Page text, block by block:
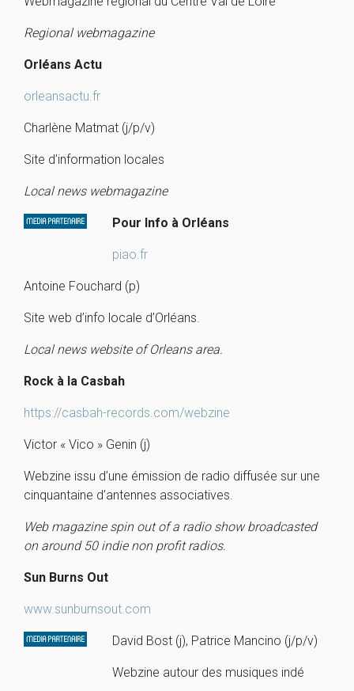
Regional webmagazine
Orléans Actu
orleansactu.fr
Charlène Matmat (j/p/v)
Site d’information locales
Local news webmagazine
Pour Info à Orléans
piao.fr
Antoine Fouchard (p)
Site web d’info locale d’Orléans.
Local news website of Orleans area.
Rock à la Casbah
https://casbah-records.com/webzine
Victor « Vico » Genin (j)
Webzine issu d’une émission de radio diffusée sur une
cinquantaine d’antennes associatives.
Web magazine spin out of a radio show broadcasted
on around 50 indie non profit radios.
Sun Burns Out
www.sunburnsout.com
David Bost (j), Patrice Mancino (j/p/v)
Webzine autour des musiques indé